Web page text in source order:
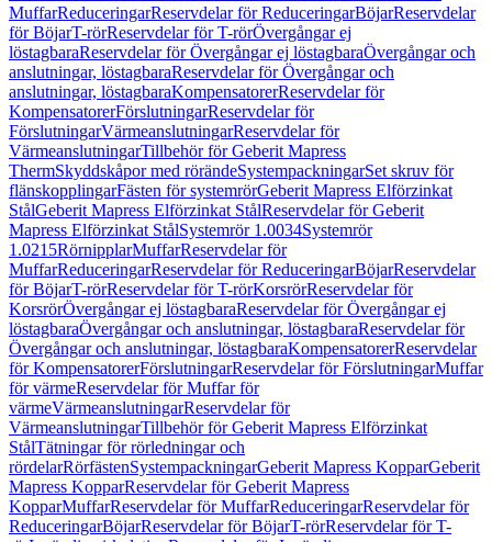
MuffarReduceringarReservdelar för ReduceringarBöjarReservdelar
för BöjarT-rörReservdelar för T-rörÖvergångar ej
löstagbaraReservdelar för Övergångar ej löstagbaraÖvergångar och
anslutningar, löstagbaraReservdelar för Övergångar och
anslutningar, löstagbaraKompensatorerReservdelar för
KompensatorerFörslutningarReservdelar för
FörslutningarVärmeanslutningarReservdelar för
VärmeanslutningarTillbehör för Geberit Mapress
ThermSkyddskåpor med rörändeSystempackningarSet skruv för
flänskopplingarFästen för systemrörGeberit Mapress Elförzinkat
StålGeberit Mapress Elförzinkat StålReservdelar för Geberit
Mapress Elförzinkat StålSystemrör 1.0034Systemrör
1.0215RörnipplarMuffarReservdelar för
MuffarReduceringarReservdelar för ReduceringarBöjarReservdelar
för BöjarT-rörReservdelar för T-rörKorsrörReservdelar för
KorsrörÖvergångar ej löstagbaraReservdelar för Övergångar ej
löstagbaraÖvergångar och anslutningar, löstagbaraReservdelar för
Övergångar och anslutningar, löstagbaraKompensatorerReservdelar
för KompensatorerFörslutningarReservdelar för FörslutningarMuffar
för värmeReservdelar för Muffar för
värmeVärmeanslutningarReservdelar för
VärmeanslutningarTillbehör för Geberit Mapress Elförzinkat
StålTätningar för rörledningar och
rördelarRörfästenSystempackningarGeberit Mapress KopparGeberit
Mapress KopparReservdelar för Geberit Mapress
KopparMuffarReservdelar för MuffarReduceringarReservdelar för
ReduceringarBöjarReservdelar för BöjarT-rörReservdelar för T-